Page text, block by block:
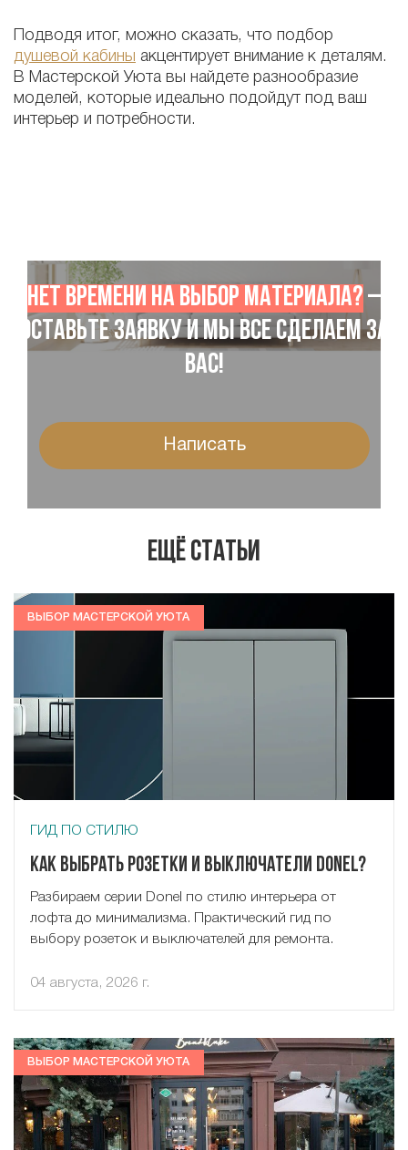
Подводя итог, можно сказать, что подбор
душевой кабины акцентирует внимание к деталям.
В Мастерской Уюта вы найдете разнообразие
моделей, которые идеально подойдут под ваш
интерьер и потребности.
Нет времени на выбор материала?–
Оставьте заявку и мы все сделаем за
Вас!
Написать
Ещё статьи
ВЫБОР МАСТЕРСКОЙ УЮТА
ГИД ПО СТИЛЮ
Как выбрать розетки и выключатели Donel?
Разбираем серии Donel по стилю интерьера от
лофта до минимализма. Практический гид по
выбору розеток и выключателей для ремонта.
04 августа, 2026 г.
ВЫБОР МАСТЕРСКОЙ УЮТА